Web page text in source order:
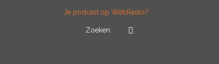
Je podcast op WebRadio?
Zoeken: